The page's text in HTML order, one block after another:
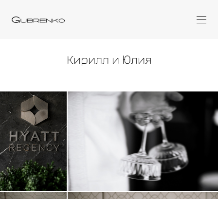
Кирилл и Юлия